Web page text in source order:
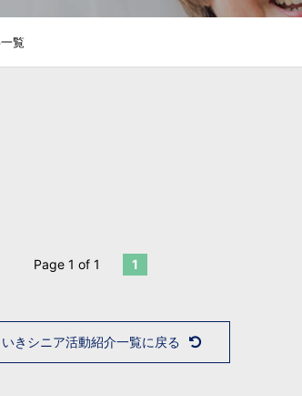
覧
Page 1 of 1 1
きシニア活動紹介一覧に戻る